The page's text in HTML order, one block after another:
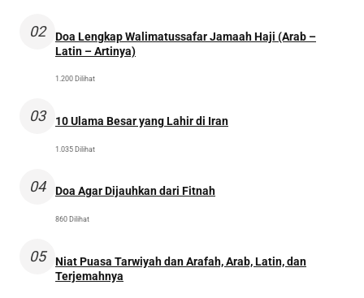
02
Doa Lengkap Walimatussafar Jamaah Haji (Arab –
Latin – Artinya)
1.200 Dilihat
03 10 Ulama Besar yang Lahir di Iran
1.035 Dilihat
04 Doa Agar Dijauhkan dari Fitnah
860 Dilihat
05
Niat Puasa Tarwiyah dan Arafah, Arab, Latin, dan
Terjemahnya